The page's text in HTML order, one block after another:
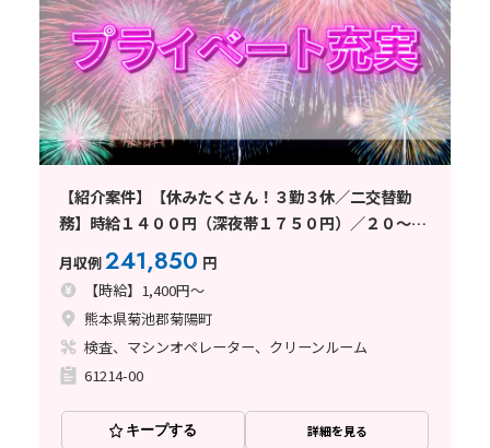
【紹介案件】【休みたくさん！３勤３休／二交替勤
務】時給１４００円（深夜帯１７５０円）／２０～３
０代女性活躍中求人
月収例241,850 円
【時給】1,400円～
熊本県菊池郡菊陽町
検査、マシンオペレーター、クリーンルーム
61214-00
キープする 詳細を見る